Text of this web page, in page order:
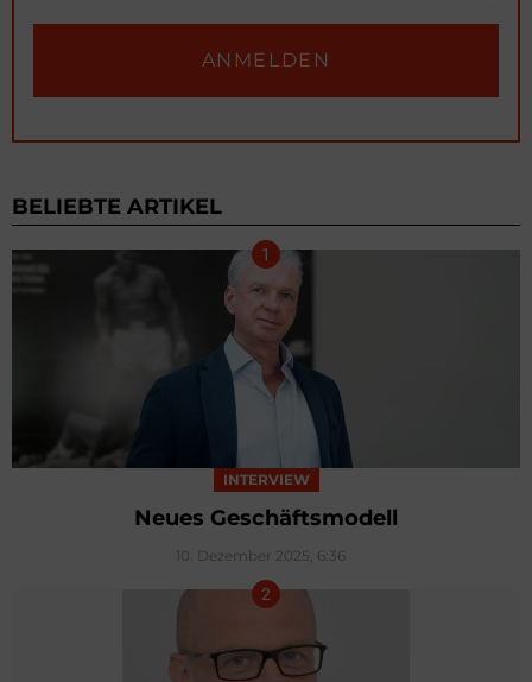
BELIEBTE ARTIKEL
INTERVIEW
Neues Geschäftsmodell
10. Dezember 2025, 6:36